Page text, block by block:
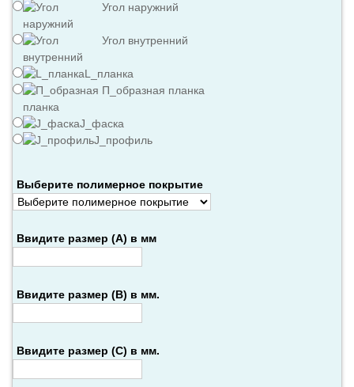
Угол наружний
Угол внутренний
L_планка
П_образная планка
J_фаска
J_профиль
Выберите полимерное покрытие
Ввидите размер (А) в мм
Ввидите размер (B) в мм.
Ввидите размер (С) в мм.